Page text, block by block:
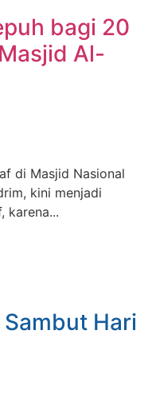
bagi 20
Al-
di Masjid Nasional
kini menjadi
karena...
Hari